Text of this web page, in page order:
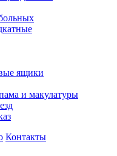
ящики
и макулатуры
Контакты